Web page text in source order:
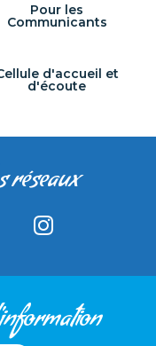
Pour les
Communicants
d'accueil et
d'écoute
réseaux